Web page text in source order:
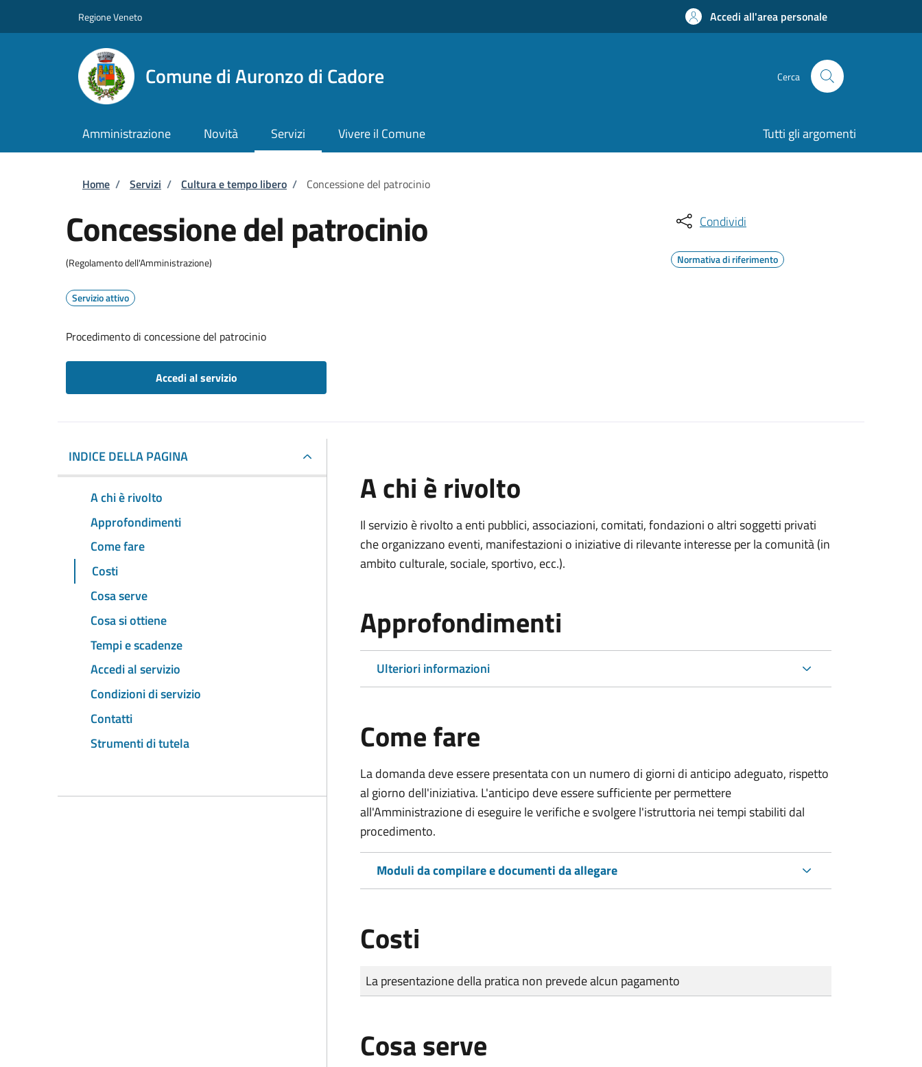
Regione Veneto Accedi all'area personale
Comune di Auronzo di Cadore Cerca
Amministrazione Novità Servizi Vivere il Comune Tutti gli argomenti
Briciole di pane
Home / Servizi / Cultura e tempo libero / Concessione del patrocinio
Concessione del patrocinio
(Regolamento dell'Amministrazione)
Servizio attivo
Procedimento di concessione del patrocinio
Accedi al servizio
Condividi
Normativa di riferimento
INDICE DELLA PAGINA
A chi è rivolto
Approfondimenti
Come fare
Costi
Cosa serve
Cosa si ottiene
Tempi e scadenze
Accedi al servizio
Condizioni di servizio
Contatti
Strumenti di tutela
A chi è rivolto
Il servizio è rivolto a enti pubblici, associazioni, comitati, fondazioni o altri soggetti privati
che organizzano eventi, manifestazioni o iniziative di rilevante interesse per la comunità (in
ambito culturale, sociale, sportivo, ecc.).
Approfondimenti
Ulteriori informazioni
Come fare
La domanda deve essere presentatacon un numero di giorni di anticipo adeguato, rispetto
al giorno dell'iniziativa. L'anticipo deve essere sufficiente per permettere
all'Amministrazione di eseguire le verifiche e svolgere l'istruttoria nei tempi stabiliti dal
procedimento.
Moduli da compilare e documenti da allegare
Costi
Tipo di pagamento
Importo
La presentazione della pratica non prevede alcun pagamento
Cosa serve